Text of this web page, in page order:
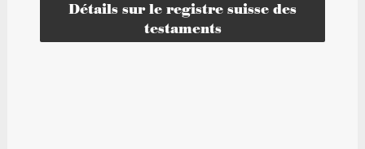
Détails sur le registre suisse des
testaments